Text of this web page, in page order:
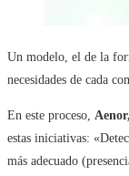
Un modelo, el de la
necesidades de cada
En este proceso, Aenor,
estas iniciativas:
más adecuado